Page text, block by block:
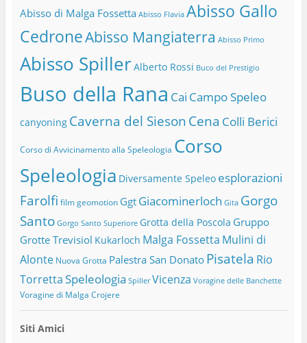
Abisso di Malga Fossetta Abisso Flavia Abisso Gallo
CedroneAbisso Mangiaterra Abisso Primo
Abisso SpillerAlberto Rossi Buco del Prestigio
Buso della Rana Cai Campo Speleo
canyoning Caverna del Sieson Cena Colli Berici
Corso di Avvicinamento alla Speleologia Corso
Speleologia Diversamente Speleo esplorazioni
Farolfi film geomotion Ggt Giacominerloch Gita Gorgo
Santo Gorgo Santo Superiore Grotta della Poscola Gruppo
Grotte Trevisiol Kukarloch Malga Fossetta Mulini di
Alonte Nuova Grotta Palestra San Donato Pisatela Rio
TorrettaSpeleologia Spiller Vicenza Voragine delle Banchette
Voragine di Malga Crojere
Siti Amici